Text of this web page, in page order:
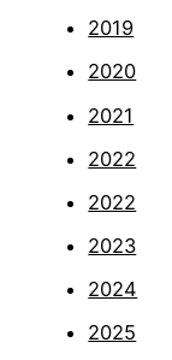
2019
2020
2021
2022
2022
2023
2024
2025